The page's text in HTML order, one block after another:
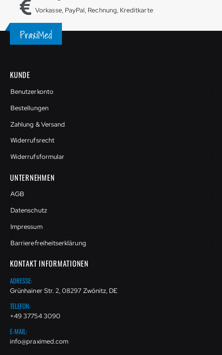
Vorkasse, PayPal, Rechnung, Kreditkarte
KUNDE
Benutzerkonto
Bestellungen
Zahlung & Versand
Widerrufsrecht
Widerrufsformular
UNTERNEHMEN
AGB
Datenschutz
Impressum
Barrierefreiheitserklärung
KONTAKT INFORMATIONEN
ADRESSE:
Grünhainer Str. 2, 08297 Zwönitz, DE
TELEFON:
+49 37754 3090
E-MAIL:
info@praximed.com